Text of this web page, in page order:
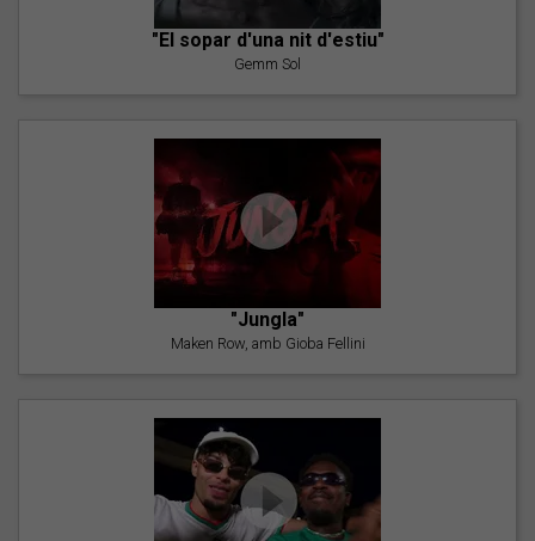
"El sopar d'una nit d'estiu"
Gemm Sol
"Jungla"
Maken Row, amb Gioba Fellini